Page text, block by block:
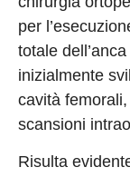
per
totale
inizialmente
cavità
scansioni
Risulta